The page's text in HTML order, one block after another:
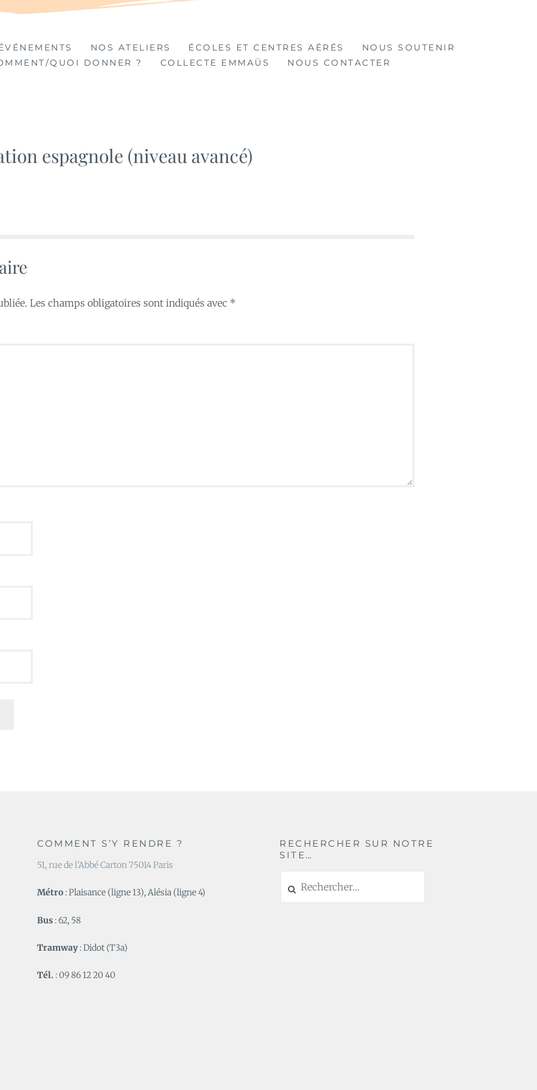
NOS ATELIERS ÉCOLES ET CENTRES AÉRÉS
NOUS SOUTENIR
QUOI DONNER ? COLLECTE EMMAÜS NOUS CONTACTER
espagnole (niveau avancé)
Les champs obligatoires sont indiqués avec *
COMMENT S’Y RENDRE ?
51, rue de l’Abbé Carton 75014 Paris
Métro : Plaisance (ligne 13), Alésia (ligne 4)
Bus : 62, 58
Tramway: Didot (T3a)
Tél. : 09 86 12 20 40
RECHERCHER SUR NOTRE
SITE…